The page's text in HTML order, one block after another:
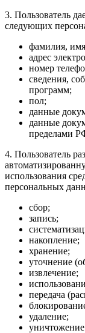
3. Пользователь
следующих
фамилия,
адрес
номер
сведения,
программ;
пол;
данные
данные
пределами
4. Пользователь
использования
персональных
сбор;
запись;
накопление;
хранение;
уточнение
извлечение;
передача
удаление;